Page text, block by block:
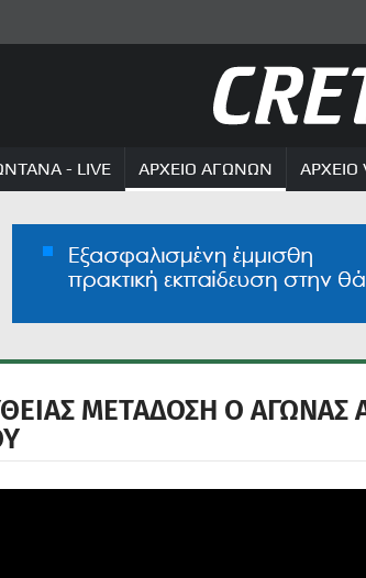
- LIVE ΑΡΧΕΙΟ ΑΓΩΝΩΝ ΑΡΧΕΙΟ
ΜΕΤΑΔΟΣΗ Ο